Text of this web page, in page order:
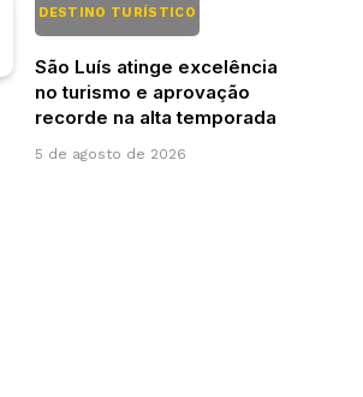
DESTINO TURÍSTICO
São Luís atinge excelência
no turismo e aprovação
recorde na alta temporada
5 de agosto de 2026